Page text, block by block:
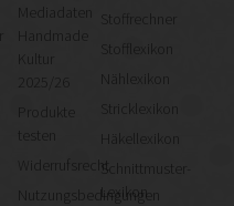
Mediadaten
Kultur
2025/26
Produkte
testen
Widerrufsrecht
Nutzungsbedingungen
Stoffrechner
Stofflexikon
Nählexikon
Stricklexikon
Häkellexikon
Schnittmuster-
Lexikon